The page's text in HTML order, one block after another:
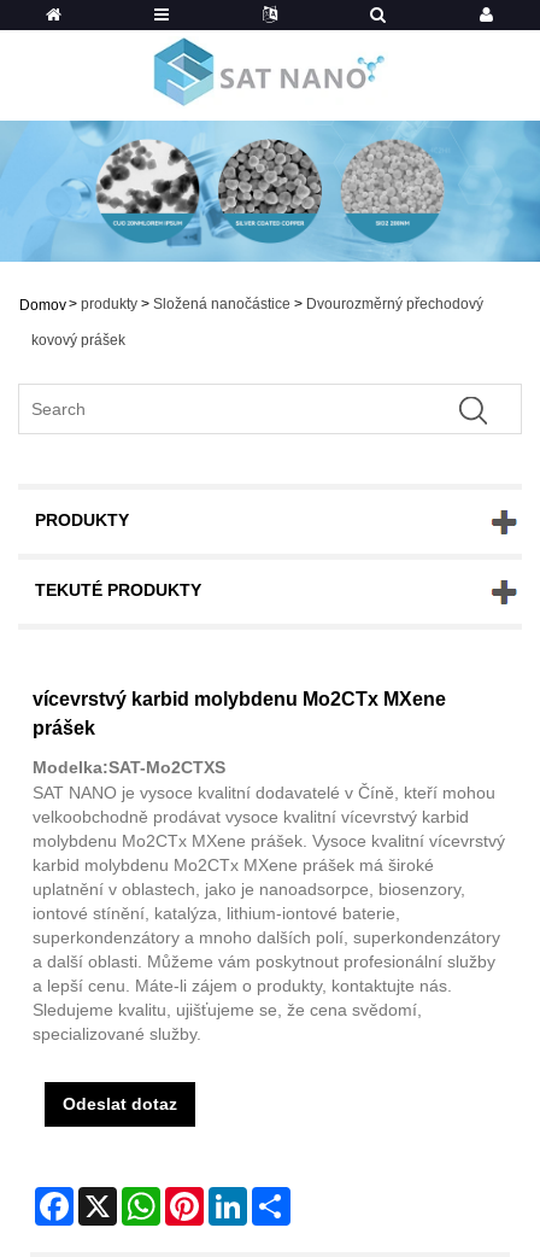
Domov> produkty > Složená nanočástice > Dvourozměrný přechodový
kovový prášek
PRODUKTY
TEKUTÉ PRODUKTY
vícevrstvý karbid molybdenu Mo2CTx MXene
prášek
Modelka:SAT-Mo2CTXS
SAT NANO je vysoce kvalitní dodavatelé v Číně, kteří mohou
velkoobchodně prodávat vysoce kvalitní vícevrstvý karbid
molybdenu Mo2CTx MXene prášek. Vysoce kvalitní vícevrstvý
karbid molybdenu Mo2CTx MXene prášek má široké
uplatnění v oblastech, jako je nanoadsorpce, biosenzory,
iontové stínění, katalýza, lithium-iontové baterie,
superkondenzátory a mnoho dalších polí, superkondenzátory
a další oblasti. Můžeme vám poskytnout profesionální služby
a lepší cenu. Máte-li zájem o produkty, kontaktujte nás.
Sledujeme kvalitu, ujišťujeme se, že cena svědomí,
specializované služby.
Odeslat dotaz
Facebook
X WhatsAppPinterestLinkedIn